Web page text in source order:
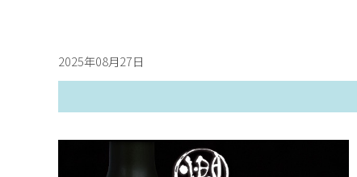
2025年08月27日